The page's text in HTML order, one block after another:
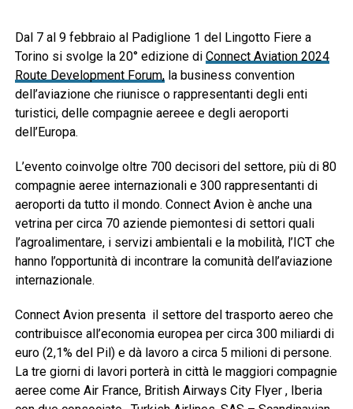
Dal 7 al 9 febbraio al Padiglione 1 del Lingotto Fiere a
Torino si svolge la 20° edizione di Connect Aviation 2024
Route Development Forum,la business convention
dell’aviazione che riunisce o rappresentanti degli enti
turistici, delle compagnie aereee e degli aeroporti
dell’Europa.
L’evento coinvolge oltre 700 decisori del settore, più di 80
compagnie aeree internazionali e 300 rappresentanti di
aeroporti da tutto il mondo. Connect Avion è anche una
vetrina per circa 70 aziende piemontesi di settori quali
l’agroalimentare, i servizi ambientali e la mobilità, l’ICT che
hanno l’opportunità di incontrare la comunità dell’aviazione
internazionale.
Connect Avion presenta il settore del trasporto aereo che
contribuisce all’economia europea per circa 300 miliardi di
euro (2,1% del Pil) e dà lavoro a circa 5 milioni di persone.
La tre giorni di lavori porterà in città le maggiori compagnie
aeree come Air France, British Airways City Flyer , Iberia